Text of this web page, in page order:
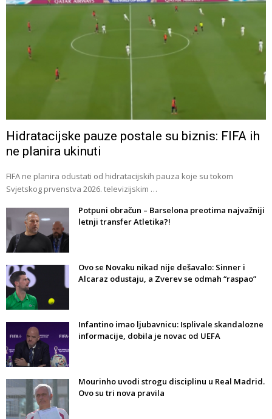
Hidratacijske pauze postale su biznis: FIFA ih
ne planira ukinuti
FIFA ne planira odustati od hidratacijskih pauza koje su tokom
Svjetskog prvenstva 2026. televizijskim …
Potpuni obračun – Barselona preotima najvažniji
letnji transfer Atletika?!
Ovo se Novaku nikad nije dešavalo: Sinner i
Alcaraz odustaju, a Zverev se odmah “raspao”
Infantino imao ljubavnicu: Isplivale skandalozne
informacije, dobila je novac od UEFA
Mourinho uvodi strogu disciplinu u Real Madrid.
Ovo su tri nova pravila